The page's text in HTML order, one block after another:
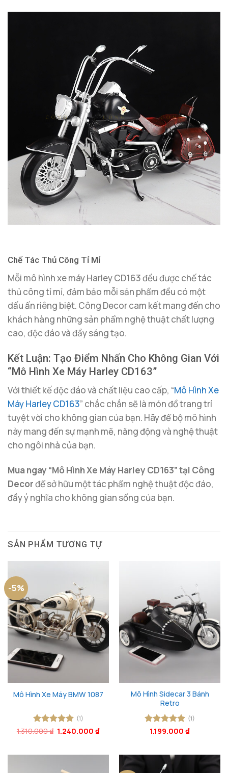
Chế Tác Thủ Công Tỉ Mỉ
Mỗi mô hình xe máy Harley CD163 đều được chế tác
thủ công tỉ mỉ, đảm bảo mỗi sản phẩm đều có một
dấu ấn riêng biệt. Công Decor cam kết mang đến cho
khách hàng những sản phẩm nghệ thuật chất lượng
cao, độc đáo và đầy sáng tạo.
Kết Luận: Tạo Điểm Nhấn Cho Không Gian Với
“Mô Hình Xe Máy Harley CD163”
Với thiết kế độc đáo và chất liệu cao cấp, “Mô Hình Xe
Máy Harley CD163” chắc chắn sẽ là món đồ trang trí
tuyệt vời cho không gian của bạn. Hãy để bộ mô hình
này mang đến sự mạnh mẽ, năng động và nghệ thuật
cho ngôi nhà của bạn.
Mua ngay “Mô Hình Xe Máy Harley CD163” tại Công
Decorđể sở hữu một tác phẩm nghệ thuật độc đáo,
đầy ý nghĩa cho không gian sống của bạn.
SẢN PHẨM TƯƠNG TỰ
-5%
Mô Hình Xe Máy BMW 1087
Được xếp
(1)
1.310.000₫ Giá
1.240.000₫Giá
1.240.000 ₫.
Mô Hình Sidecar 3 Bánh
Retro
Được xếp
(1)
1.199.000 ₫